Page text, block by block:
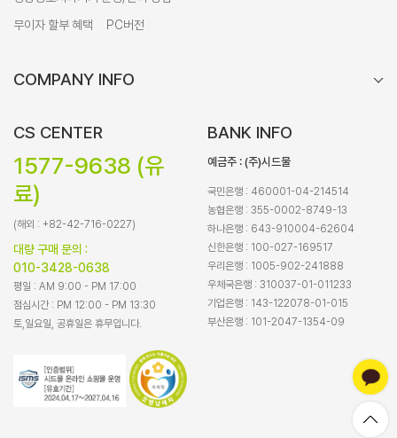
무이자 할부 혜택
PC버전
COMPANY INFO
CS CENTER
1577-9638 (유
료)
(해외 : +82-42-716-0227)
대량 구매 문의 :
010-3428-0638
평일 : AM 9:00 - PM 17:00
점심시간 : PM 12:00 - PM 13:30
토,일요일, 공휴일은 휴무입니다.
BANK INFO
예금주 : (주)시드물
국민은행 : 460001-04-214514
농협은행 : 355-0002-8749-13
하나은행 : 643-910004-62604
신한은행 : 100-027-169517
우리은행 : 1005-902-241888
우체국은행 : 310037-01-011233
기업은행 : 143-122078-01-015
부산은행 : 101-2047-1354-09